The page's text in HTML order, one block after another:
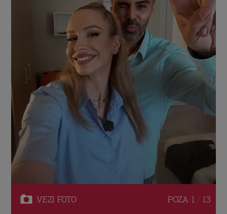
VEZI FOTO POZA 1 / 13